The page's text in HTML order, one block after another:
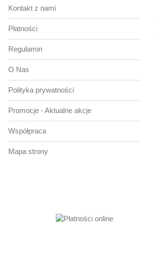
Kontakt z nami
Płatności
Regulamin
O Nas
Polityka prywatności
Promocje - Aktualne akcje
Współpraca
Mapa strony